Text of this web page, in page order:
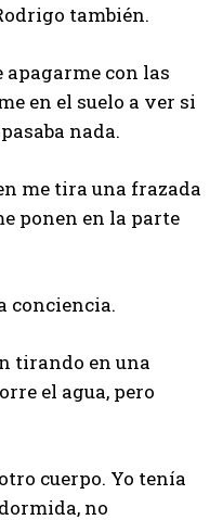
también.
apagarme con las
en el suelo a ver si
nada.
me tira una frazada
ponen en la parte
conciencia.
tirando en una
el agua, pero
cuerpo. Yo tenía
no